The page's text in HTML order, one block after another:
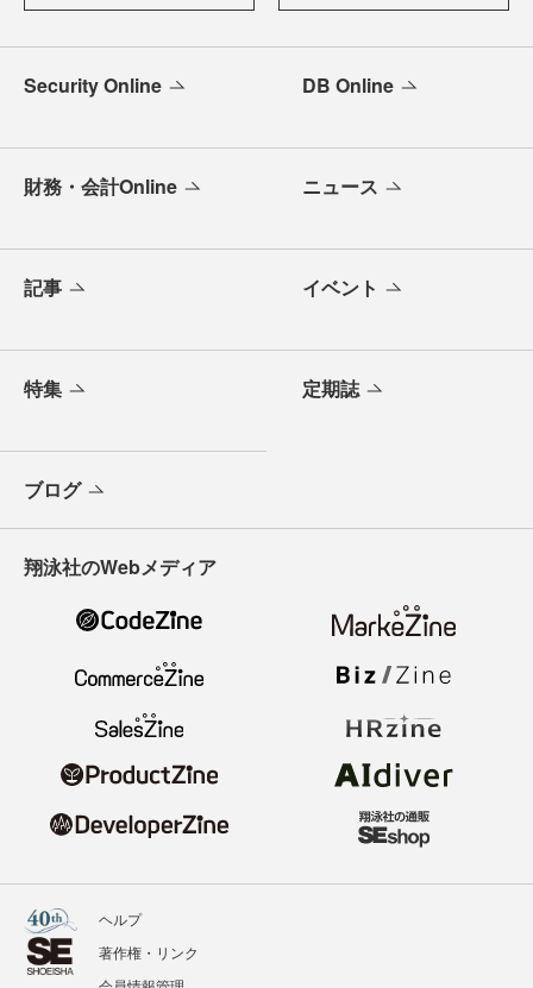
Security Online DB Online
財務・会計Online ニュース
記事 イベント
特集 定期誌
ブログ
翔泳社のWebメディア
ヘルプ
著作権・リンク